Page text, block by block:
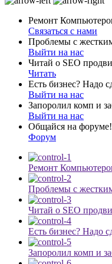
Ремонт
Связаться с нами
Проблемы с
Выйти на нас
Читай о SEO
Читать
Есть бизнес? Надо
Выйти на нас
Запоролил комп и
Выйти на нас
Общайся на
Форум
Ремонт
Проблемы с
Читай о SEO
Есть бизнес? Надо
Запоролил комп и